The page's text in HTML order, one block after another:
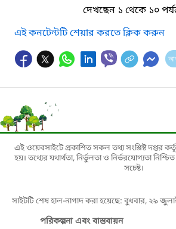
দেখছেন ১ থেকে ১০
এই কনটেন্টটি শেয়ার করতে ক্লিক করুন
এই ওয়েবসাইটে প্রকাশিত সকল তথ্য সংশ্লিষ্ট দপ্তর
হয়। তথ্যের যথার্থতা, নির্ভুলতা ও নির্ভরযোগ্যতা
সচেষ্ট।
সাইটটি শেষ হাল-নাগাদ করা হয়েছে: বুধবার, ২৯
পরিকল্পনা এবং বাস্তবায়ন